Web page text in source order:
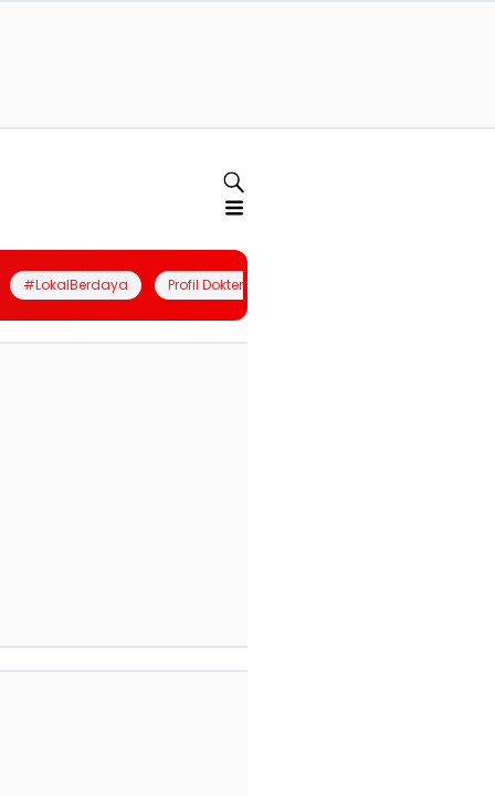
#LokalBerdaya Profil Dokter